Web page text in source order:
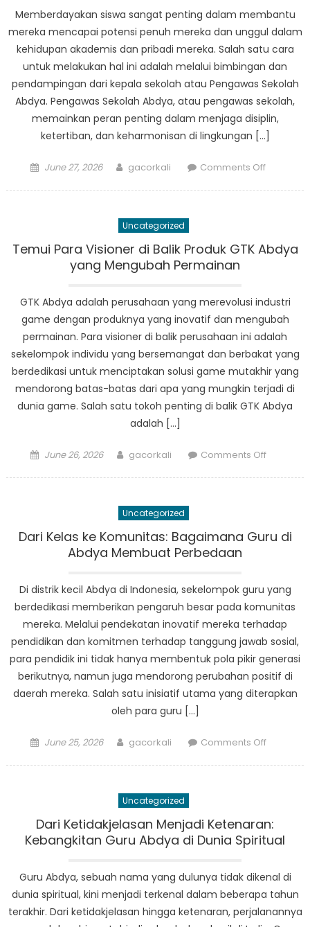
Brighter
Future
for
Youth
Memberdayakan siswa sangat penting dalam membantu
mereka mencapai potensi penuh mereka dan unggul dalam
kehidupan akademis dan pribadi mereka. Salah satu cara
untuk melakukan hal ini adalah melalui bimbingan dan
pendampingan dari kepala sekolah atau Pengawas Sekolah
Abdya. Pengawas Sekolah Abdya, atau pengawas sekolah,
memainkan peran penting dalam menjaga disiplin,
ketertiban, dan keharmonisan di lingkungan […]
Posted
June 27, 2026 Author
gacorkali Comments Offon
Guidance
Abdya
Uncategorized
Temui Para Visioner di Balik Produk GTK Abdya
yang Mengubah Permainan
GTK Abdya adalah perusahaan yang merevolusi industri
game dengan produknya yang inovatif dan mengubah
permainan. Para visioner di balik perusahaan ini adalah
sekelompok individu yang bersemangat dan berbakat yang
berdedikasi untuk menciptakan solusi game mutakhir yang
mendorong batas-batas dari apa yang mungkin terjadi di
dunia game. Salah satu tokoh penting di balik GTK Abdya
adalah […]
Posted
June 26, 2026 Author
gacorkali Comments Offon
Balik
yang
Uncategorized
Dari Kelas ke Komunitas: Bagaimana Guru di
Abdya Membuat Perbedaan
Di distrik kecil Abdya di Indonesia, sekelompok guru yang
berdedikasi memberikan pengaruh besar pada komunitas
mereka. Melalui pendekatan inovatif mereka terhadap
pendidikan dan komitmen terhadap tanggung jawab sosial,
para pendidik ini tidak hanya membentuk pola pikir generasi
berikutnya, namun juga mendorong perubahan positif di
daerah mereka. Salah satu inisiatif utama yang diterapkan
oleh para guru […]
Posted
June 25, 2026 Author
gacorkali Comments Offon
Guru
Membuat
Uncategorized
Dari Ketidakjelasan Menjadi Ketenaran:
Kebangkitan Guru Abdya di Dunia Spiritual
Guru Abdya, sebuah nama yang dulunya tidak dikenal di
dunia spiritual, kini menjadi terkenal dalam beberapa tahun
terakhir. Dari ketidakjelasan hingga ketenaran, perjalanannya